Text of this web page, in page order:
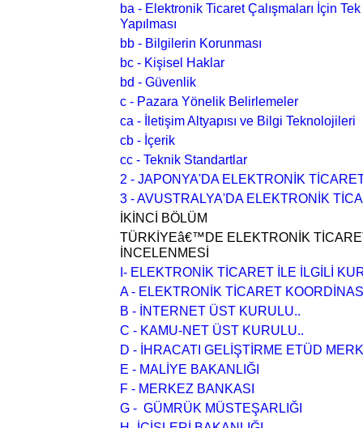
ba - Elektronik Ticaret Çalışmaları İçin
Yapılması
bb - Bilgilerin Korunması
bc - Kişisel Haklar
bd - Güvenlik
c - Pazara Yönelik Belirlemeler
ca - İletişim Altyapısı ve Bilgi Teknolojileri
cb - İçerik
cc - Teknik Standartlar
2 - JAPONYA'DA ELEKTRONİK
3 - AVUSTRALYA'DA ELEKTRONİK
İKİNCİ BÖLÜM
TÜRKİYEâ€™DE ELEKTRONİK
İNCELENMESİ
I- ELEKTRONİK TİCARET İLE İLGİLİ
A - ELEKTRONİK TİCARET
B - İNTERNET ÜST KURULU..
C - KAMU-NET ÜST KURULU..
D - İHRACATI GELİŞTİRME ETÜD
E - MALİYE BAKANLIĞI
F - MERKEZ BANKASI
G - GÜMRÜK MÜSTEŞARLIĞI